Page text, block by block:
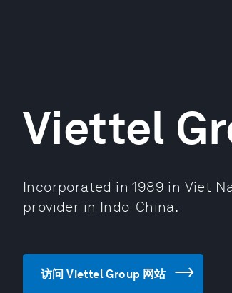
Viettel
Incorporated in 1989 in Viet
provider in Indo-China.
访问 Viettel Group 网站